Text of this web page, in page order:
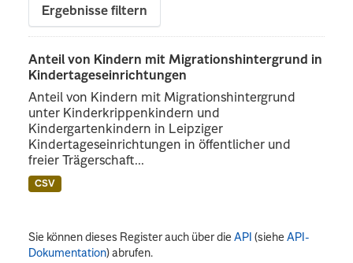
Ergebnisse filtern
Anteil von Kindern mit Migrationshintergrund in
Kindertageseinrichtungen
Anteil von Kindern mit Migrationshintergrund
unter Kinderkrippenkindern und
Kindergartenkindern in Leipziger
Kindertageseinrichtungen in öffentlicher und
freier Trägerschaft...
CSV
Sie können dieses Register auch über dieAPI (sieheAPI-
Dokumentation) abrufen.